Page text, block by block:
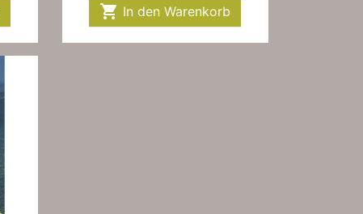
 In den Warenkorb